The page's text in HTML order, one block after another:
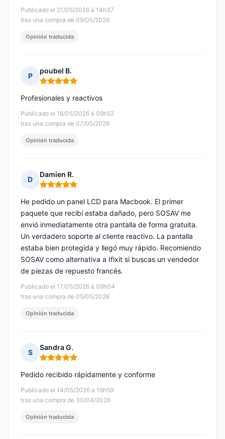
Publicado el 21/05/2026 à 14h37
tras una compra de 09/05/2026
Opinión traducida
P
poubel B.
Nota: 5 de 5
Publicado el 18/05/2026 à 09h52
tras una compra de 07/05/2026
Profesionales y reactivos
Opinión traducida
D
Damien R.
Nota: 5 de 5
Publicado el 17/05/2026 à 09h04
tras una compra de 05/05/2026
He pedido un panel LCD para Macbook. El primer
paquete que recibí estaba dañado, pero SOSAV me
envió inmediatamente otra pantalla de forma gratuita.
Un verdadero soporte al cliente reactivo. La pantalla
estaba bien protegida y llegó muy rápido. Recomiendo
SOSAV como alternativa a Ifixit si buscas un vendedor
de piezas de repuesto francés.
Opinión traducida
S
Sandra G.
Nota: 5 de 5
Publicado el 14/05/2026 à 16h59
tras una compra de 30/04/2026
Pedido recibido rápidamente y conforme
Opinión traducida